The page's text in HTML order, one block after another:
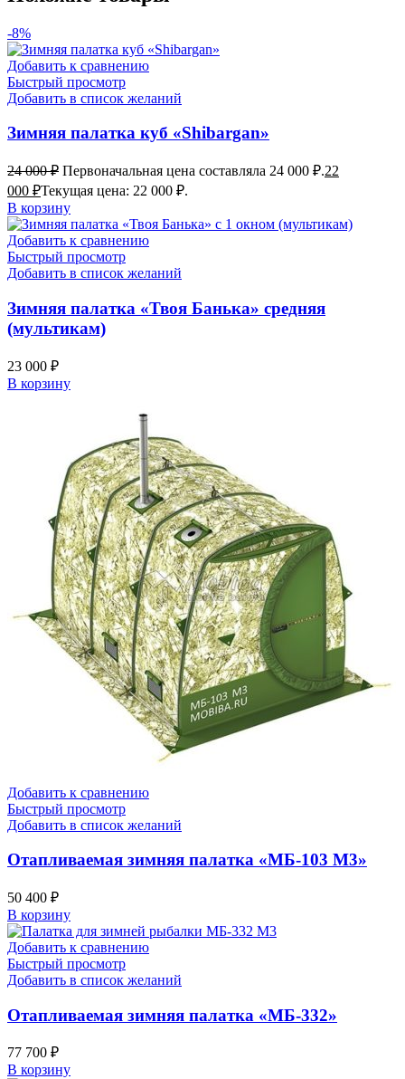
-8%
Добавить к сравнению
Быстрый просмотр
Добавить в список желаний
Зимняя палатка куб «Shibargan»
24 000₽ Первоначальная цена составляла 24 000 ₽.22
000 ₽Текущая цена: 22 000 ₽.
В корзину
Добавить к сравнению
Быстрый просмотр
Добавить в список желаний
Зимняя палатка «Твоя Банька» средняя
(мультикам)
23 000 ₽
В корзину
Добавить к сравнению
Быстрый просмотр
Добавить в список желаний
Отапливаемая зимняя палатка «МБ-103 М3»
50 400 ₽
В корзину
Добавить к сравнению
Быстрый просмотр
Добавить в список желаний
Отапливаемая зимняя палатка «МБ-332»
77 700 ₽
В корзину